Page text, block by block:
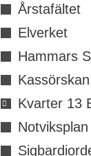
Årstafältet
Elverket
Hammars
Kvarter 13